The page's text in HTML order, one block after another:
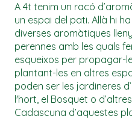
A 4t tenim un racó
un espai del pati. Allà hi
diverses aromàtiques
perennes amb les quals
esqueixos per propagar-
plantant-les en altres
poden ser les jardineres
l'hort, el Bosquet o
Cadascuna d’aquestes